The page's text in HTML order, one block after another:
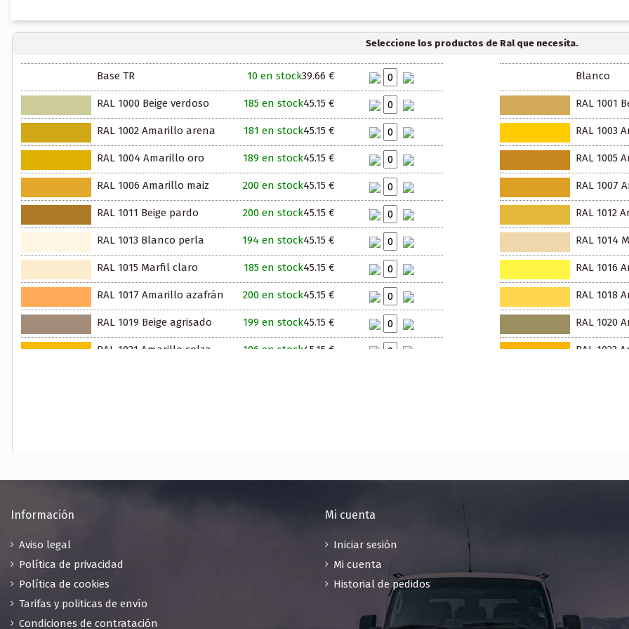
Seleccione los productos de Ral que necesita.
Base TR 39.66 €
10 en stock Blanco
RAL 1000 Beige verdoso 45.15 €
185 en stock RAL 1001
RAL 1002 Amarillo arena 45.15 €
181 en stock RAL 1003
RAL 1004 Amarillo oro 45.15 €
189 en stock RAL 1005
RAL 1006 Amarillo maiz 45.15 €
200 en stock RAL 1007
RAL 1011 Beige pardo 45.15 €
200 en stock RAL 1012
RAL 1013 Blanco perla 45.15 €
194 en stock RAL 1014
RAL 1015 Marfil claro 45.15 €
185 en stock RAL 1016
RAL 1017 Amarillo azafrán 45.15 €
200 en stock RAL 1018
RAL 1019 Beige agrisado 45.15 €
199 en stock RAL 1020
RAL 1021 Amarillo colza 45.15 €
196 en stock RAL 1023
45.15 € RAL 2004
45.15 €
RAL 2009
RAL 2010 Naranja señales 45.15 €
RAL 2012 Naranja salmón RAL 3000
Información
Aviso legal
Política de privacidad
Política de cookies
Tarifas y politicas de envío
Condiciones de contratación
Mi cuenta
Iniciar sesión
Mi cuenta
Historial de pedidos